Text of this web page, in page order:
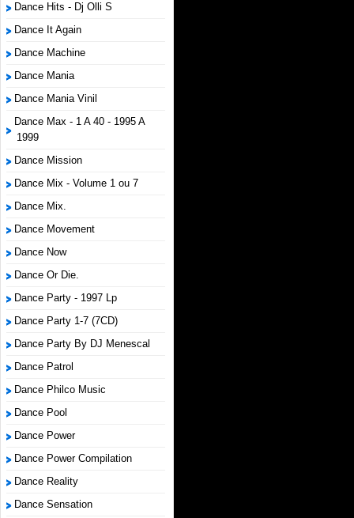
Dance Hits - Dj Olli S
Dance It Again
Dance Machine
Dance Mania
Dance Mania Vinil
Dance Max - 1 A 40 - 1995 A
1999
Dance Mission
Dance Mix - Volume 1 ou 7
Dance Mix.
Dance Movement
Dance Now
Dance Or Die.
Dance Party - 1997 Lp
Dance Party 1-7 (7CD)
Dance Party By DJ Menescal
Dance Patrol
Dance Philco Music
Dance Pool
Dance Power
Dance Power Compilation
Dance Reality
Dance Sensation